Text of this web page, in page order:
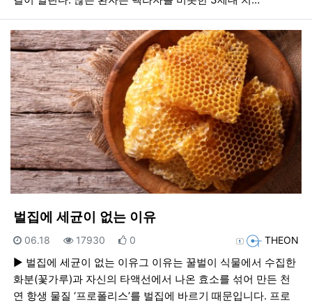
벌집에 세균이 없는 이유
등록자THEON
등록일
06.18 조회
17930 추천
0
► 벌집에 세균이 없는 이유그 이유는 꿀벌이 식물에서 수집한
화분(꽃가루)과 자신의 타액선에서 나온 효소를 섞어 만든 천
연 항생 물질 ‘프로폴리스’를 벌집에 바르기 때문입니다. 프로